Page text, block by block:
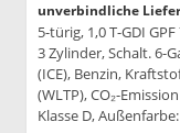
unverbindliche
5-türig, 1,0 T-GDI GPF
3 Zylinder, Schalt. 6-
(ICE), Benzin,
(WLTP), CO₂-
Klasse D,